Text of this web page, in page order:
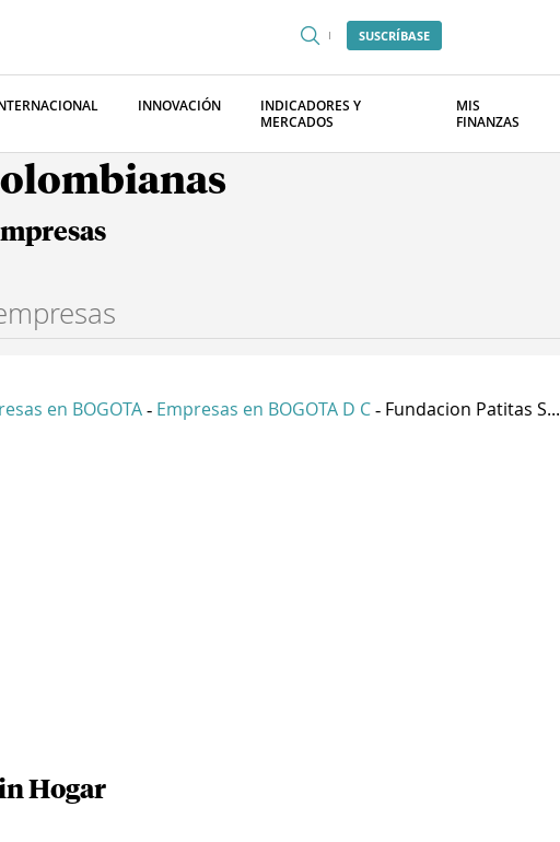
SUSCRÍBASE
INNOVACIÓN
INDICADORES Y
MERCADOS
MIS
FINANZAS
en BOGOTA - Empresas en BOGOTA D C - Fundacion Patitas S...
Hogar